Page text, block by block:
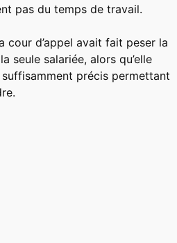
pas du temps de travail.
cour d’appel avait fait peser la
seule salariée, alors qu’elle
précis permettant